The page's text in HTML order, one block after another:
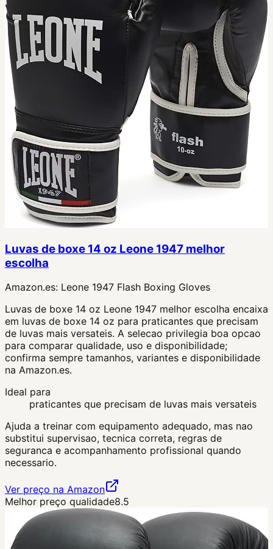
Luvas de boxe 14 oz Leone 1947 melhor
escolha
Amazon.es: Leone 1947 Flash Boxing Gloves
Luvas de boxe 14 oz Leone 1947 melhor escolha encaixa
em luvas de boxe 14 oz para praticantes que precisam
de luvas mais versateis. A selecao privilegia boa opcao
para comparar qualidade, uso e disponibilidade;
confirma sempre tamanhos, variantes e disponibilidade
na Amazon.es.
Ideal para
praticantes que precisam de luvas mais versateis
Ajuda a treinar com equipamento adequado, mas nao
substitui supervisao, tecnica correta, regras de
seguranca e acompanhamento profissional quando
necessario.
Ver preço na Amazon
Melhor preço qualidade8.5